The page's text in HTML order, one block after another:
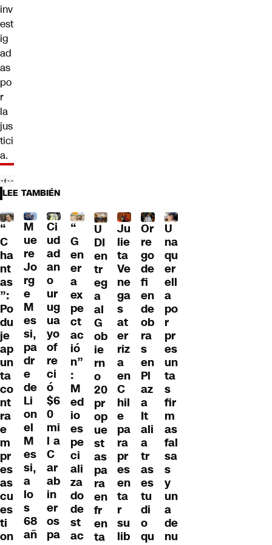
inv
est
ig
ad
as
po
r
la
jus
tici
a.
LEE TAMBIÉN
“
C
ha
nt
as
”:
Po
du
je
ap
un
ta
co
nt
ra
e
m
pr
es
as
cu
es
ti
on
M
ue
re
Jo
rg
e
M
es
si,
pa
dr
e
de
Li
on
el
M
es
si,
a
lo
s
68
añ
Ci
ud
ad
an
o
ur
ug
ua
yo
of
re
ci
ó
$6
0
mi
l a
C
ar
ab
in
er
os
pa
“
G
en
er
a
ex
pe
ct
ac
ió
n”
:
M
ed
io
es
pe
ci
ali
za
do
de
st
ac
U
DI
en
tr
eg
a
al
G
ob
ie
rn
o
20
pr
op
ue
st
as
pa
ra
en
fr
en
ta
Ju
lie
ta
Ve
ne
ga
s
at
er
riz
a
en
C
hil
e
pa
ra
pr
es
en
ta
r
su
lib
Or
re
go
de
fi
en
de
ob
ra
s
en
Pl
az
a
It
ali
a
tr
as
es
tu
di
o
qu
U
na
qu
er
ell
a
po
r
pr
es
un
ta
s
fir
m
as
fal
sa
s
y
un
a
de
nu